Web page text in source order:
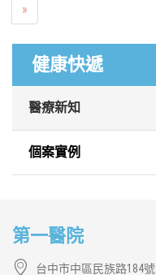
»
健康快遞
醫療新知
個案實例
第一醫院
台中市中區民族路184號